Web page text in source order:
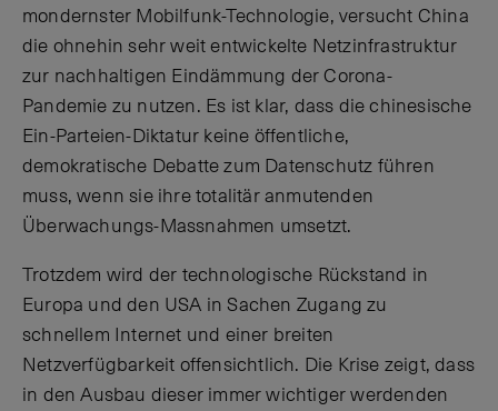
mondernster Mobilfunk-Technologie, versucht China
die ohnehin sehr weit entwickelte Netzinfrastruktur
zur nachhaltigen Eindämmung der Corona-
Pandemie zu nutzen. Es ist klar, dass die chinesische
Ein-Parteien-Diktatur keine öffentliche,
demokratische Debatte zum Datenschutz führen
muss, wenn sie ihre totalitär anmutenden
Überwachungs-Massnahmen umsetzt.
Trotzdem wird der technologische Rückstand in
Europa und den USA in Sachen Zugang zu
schnellem Internet und einer breiten
Netzverfügbarkeit offensichtlich. Die Krise zeigt, dass
in den Ausbau dieser immer wichtiger werdenden